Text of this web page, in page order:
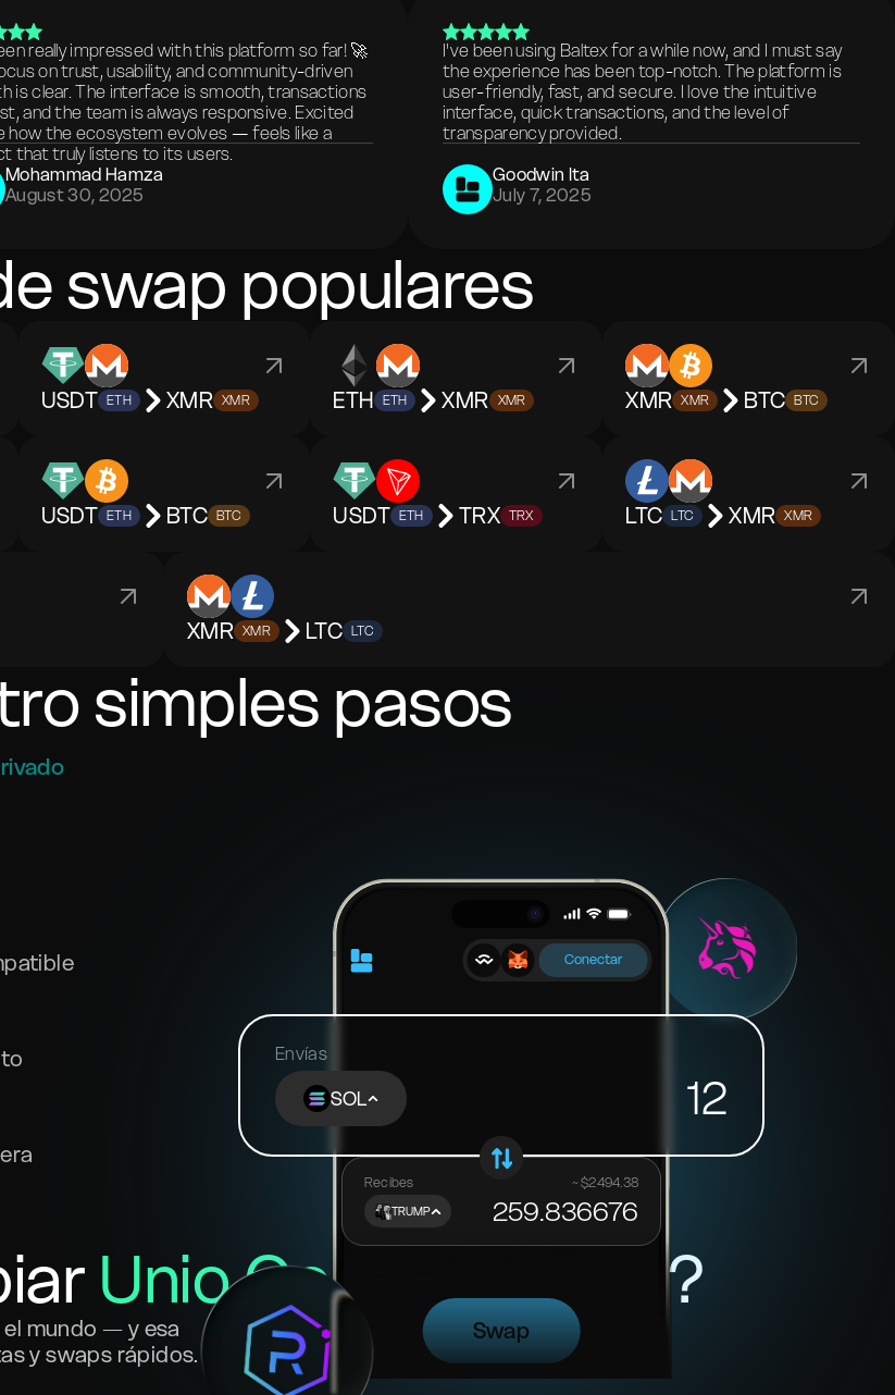
really impressed with this platform so far! 🚀
on trust, usability, and community-driven
is clear. The interface is smooth, transactions
and the team is always responsive. Excited
how the ecosystem evolves — feels like a
that truly listens to its users.
Mohammad Hamza
August 30, 2025
I've been using Baltex for a while now, and I must say
the experience has been top-notch. The platform is
user-friendly, fast, and secure. I love the intuitive
interface, quick transactions, and the level of
transparency provided.
Goodwin Ita
July 7, 2025
swap populares
USDT ETH XMR XMR ETH ETH XMR XMR XMR XMR BTC BTC
USDT ETH BTC BTC USDT ETH TRX TRX LTC LTC XMR XMR
XMR XMR LTC LTC
simples pasos
Conectar
Envías
SOL 12
Recibes ~ $2494.38
TRUMP 259.836676
Swap
Unio Coin en Baltex?
mundo — y esa
y swaps rápidos.